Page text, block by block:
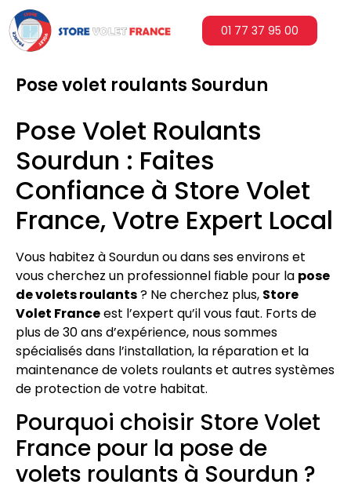
01 77 37 95 00
Pose volet roulants Sourdun
Pose Volet Roulants
Sourdun : Faites
Confiance à Store Volet
France, Votre Expert Local
Vous habitez à Sourdun ou dans ses environs et
vous cherchez un professionnel fiable pour la pose
de volets roulants? Ne cherchez plus, Store
Volet Franceest l’expert qu’il vous faut. Forts de
plus de 30 ans d’expérience, nous sommes
spécialisés dans l’installation, la réparation et la
maintenance de volets roulants et autres systèmes
de protection de votre habitat.
Pourquoi choisir Store Volet
France pour la pose de
volets roulants à Sourdun ?